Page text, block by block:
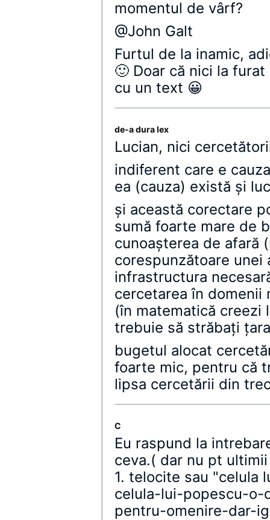
momentul de vârf?
@John Galt
Furtul de la inamic,
🙂 Doar că nici la
cu un text 😀
de-a dura lex
Lucian, nici
indiferent care e
ea (cauza) există şi
şi această corectare
sumă foarte mare de
cunoaşterea de afară
corespunzătoare unei
infrastructura
cercetarea în domenii
(în matematică creezi
trebuie să străbaţi
bugetul alocat
foarte mic, pentru că
lipsa cercetării din
C
Eu raspund la
ceva.( dar nu pt
1. telocite sau "celula
celula-lui-popescu-
pentru-omenire-dar-